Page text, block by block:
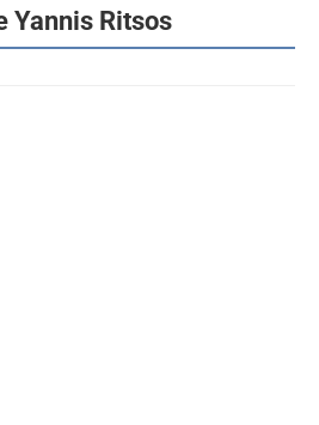
Yannis Ritsos